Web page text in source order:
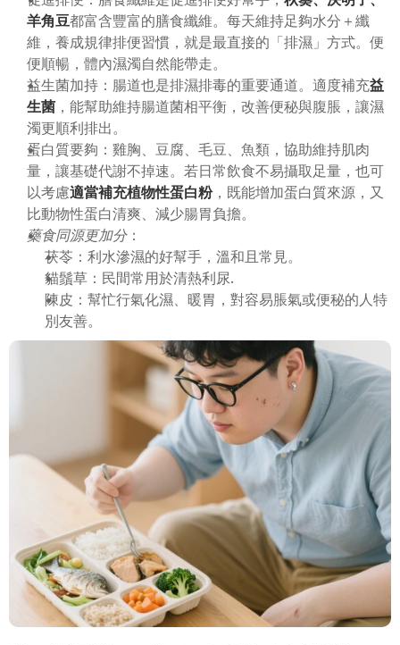
羊角豆都富含豐富的膳食纖維。每天維持足夠水分＋纖
維，養成規律排便習慣，就是最直接的「排濕」方式。便
便順暢，體內濕濁自然能帶走。
益生菌加持：腸道也是排濕排毒的重要通道。適度補充益
生菌 ，能幫助維持腸道菌相平衡，改善便秘與腹脹，讓濕
濁更順利排出。
蛋白質要夠：雞胸、豆腐、毛豆、魚類，協助維持肌肉
量，讓基礎代謝不掉速。若日常飲食不易攝取足量，也可
以考慮適當補充植物性蛋白粉，既能增加蛋白質來源，又
比動物性蛋白清爽、減少腸胃負擔。
藥食同源更加分：
茯苓：利水滲濕的好幫手，溫和且常見。
貓鬚草：民間常用於清熱利尿.
陳皮：幫忙行氣化濕、暖胃，對容易脹氣或便秘的人特
別友善。